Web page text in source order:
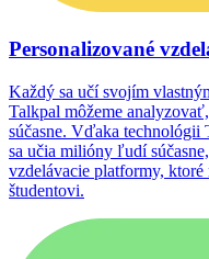
Personalizované
Každý sa učí svojím
Talkpal môžeme
súčasne. Vďaka technológii
sa učia milióny ľudí
vzdelávacie platformy,
študentovi.